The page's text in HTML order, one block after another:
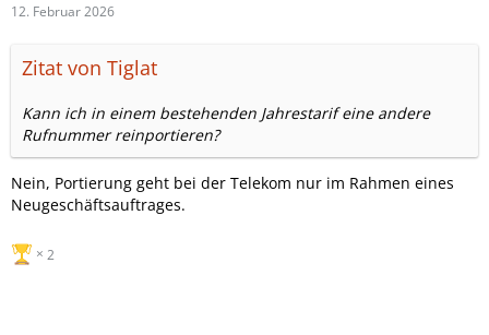
12. Februar 2026
Zitat von Tiglat
Kann ich in einem bestehenden Jahrestarif eine andere
Rufnummer reinportieren?
Nein, Portierung geht bei der Telekom nur im Rahmen eines
Neugeschäftsauftrages.
2